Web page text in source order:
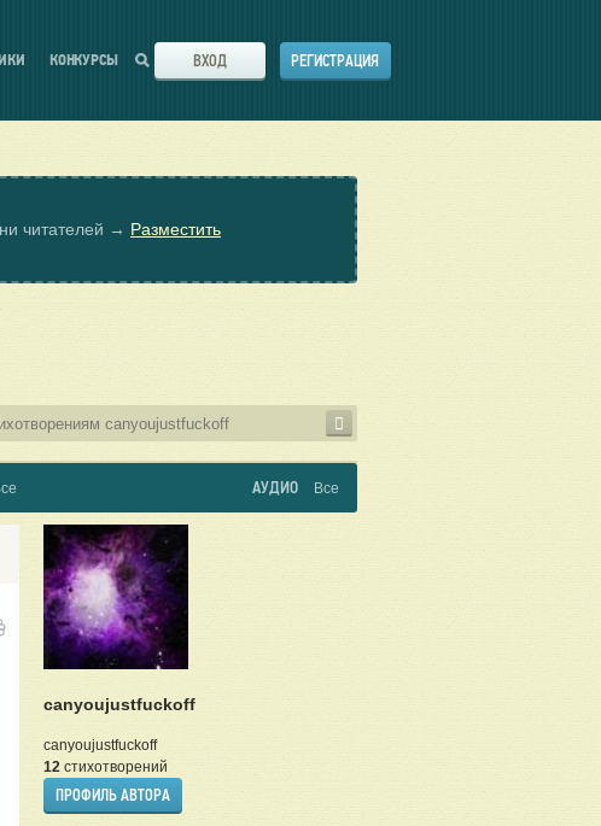
КОНКУРСЫ ВХОД РЕГИСТРАЦИЯ
читателей → Разместить
АУДИО Все
canyoujustfuckoff
canyoujustfuckoff
12стихотворений
ПРОФИЛЬ АВТОРА